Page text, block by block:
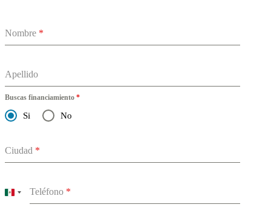
Nombre *
Apellido
Buscas financiamiento *
Si No
Ciudad *
Teléfono *
Mexico